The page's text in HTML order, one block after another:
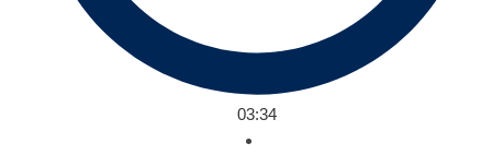
03:34